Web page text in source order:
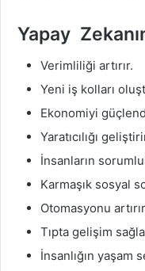
Yapay
Verimliliği artırır.
Yeni iş kolları
Ekonomiyi
Yaratıcılığı
İnsanların
Karmaşık sosyal
Otomasyonu
Tıpta gelişim
İnsanlığın yaşam